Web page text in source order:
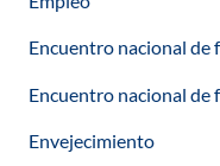
Encuentro nacional de
Encuentro nacional de
Envejecimiento